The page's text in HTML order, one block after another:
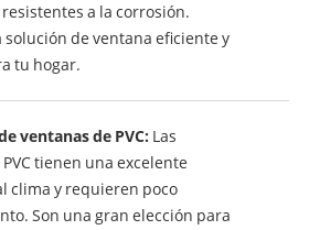
a la corrosión.
solución de ventana eficiente y
tu hogar.
ventanas de PVC: Las
tienen una excelente
clima y requieren poco
Son una gran elección para